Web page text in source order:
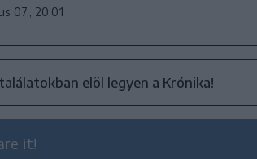
07., 20:01
elöl legyen a Krónika!
it!